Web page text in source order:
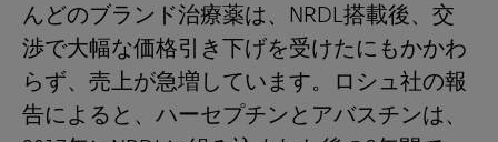
んどのブランド治療薬は、NRDL搭載後、交
渉で大幅な価格引き下げを受けたにもかかわ
らず、売上が急増しています。ロシュ社の報
告によると、ハーセプチンとアバスチンは、